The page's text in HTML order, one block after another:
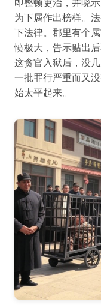
即整顿吏治，并晓
为下属作出榜样。
下法律。郡里有个
愤极大，告示贴出
这贪官入狱后，没
一批罪行严重而又
始太平起来。